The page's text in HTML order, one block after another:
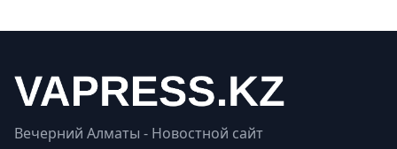
Вечерний Алматы - Новостной сайт